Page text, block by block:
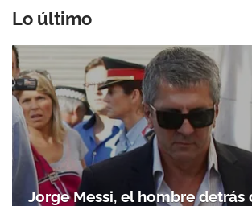
Lo último
Jorge Messi, el hombre detrás